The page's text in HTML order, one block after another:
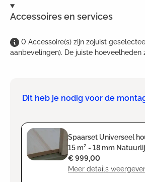
Accessoires en services
0 Accessoire(s) zijn zojuist
aanbevelingen). De juiste hoeveelheden
Dit heb je nodig voor de
Spaarset Universeel
15 m² - 18 mm
Meer details
€ 999,00